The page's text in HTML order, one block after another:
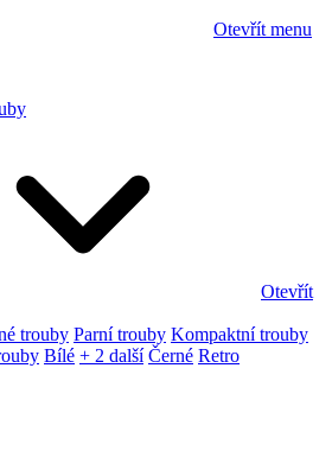
Otevřít menu
Otevřít
trouby Parní trouby Kompaktní trouby
Bílé + 2 další Černé Retro